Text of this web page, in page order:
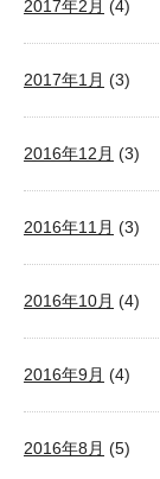
2017年2月 (4)
2017年1月 (3)
2016年12月 (3)
2016年11月 (3)
2016年10月 (4)
2016年9月 (4)
2016年8月 (5)